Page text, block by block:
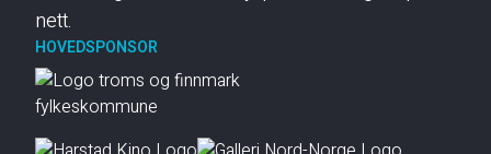
nett.
HOVEDSPONSOR